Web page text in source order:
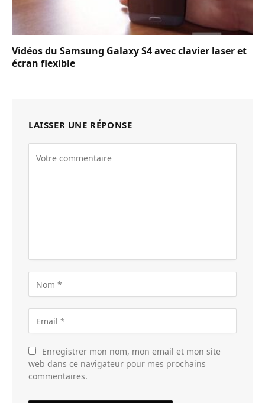
Vidéos du Samsung Galaxy S4 avec clavier laser et
écran flexible
LAISSER UNE RÉPONSE
Enregistrer mon nom, mon email et mon site
web dans ce navigateur pour mes prochains
commentaires.